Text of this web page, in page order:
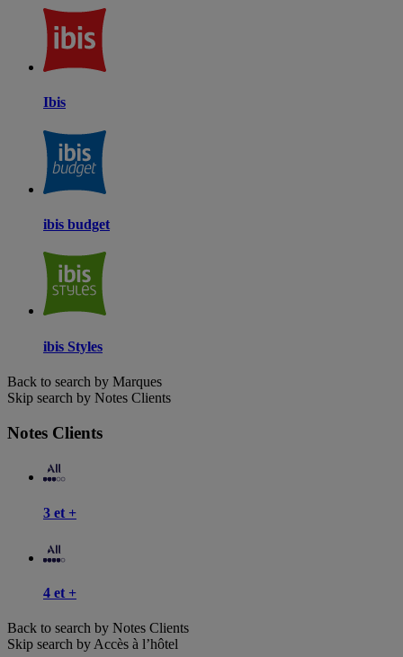
Ibis
ibis budget
ibis Styles
Back to search by Marques
Skip search by Notes Clients
Notes Clients
3 et +
4 et +
Back to search by Notes Clients
Skip search by Accès à l’hôtel